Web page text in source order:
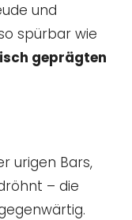
und
spürbar wie
geprägten
urigen Bars,
– die